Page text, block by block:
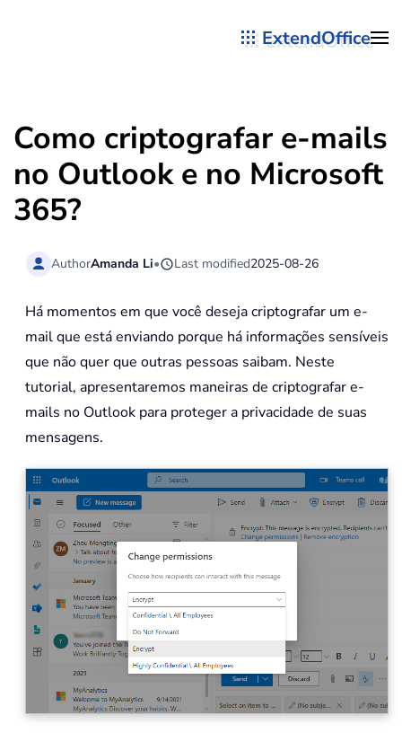
ExtendOffice
Como criptografar e-mails
no Outlook e no Microsoft
365?
AuthorAmanda Li• Last modified2025-08-26
Há momentos em que você deseja criptografar um e-
mail que está enviando porque há informações sensíveis
que não quer que outras pessoas saibam. Neste
tutorial, apresentaremos maneiras de criptografar e-
mails no Outlook para proteger a privacidade de suas
mensagens.